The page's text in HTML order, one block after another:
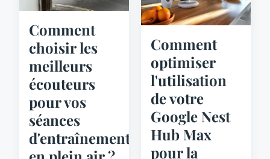
Comment
choisir les
meilleurs
écouteurs
pour vos
séances
d'entraînement
Comment
optimiser
l'utilisation
de votre
Google Nest
Hub Max
pour la